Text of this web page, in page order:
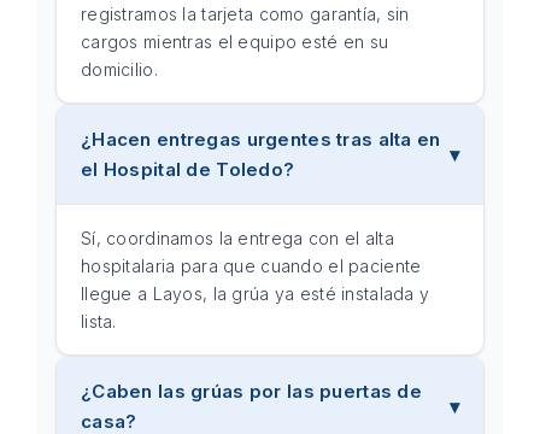
registramos la tarjeta como garantía, sin
cargos mientras el equipo esté en su
domicilio.
¿Hacen entregas urgentes tras alta en
el Hospital de Toledo?
Sí, coordinamos la entrega con el alta
hospitalaria para que cuando el paciente
llegue a Layos, la grúa ya esté instalada y
lista.
¿Caben las grúas por las puertas de
casa?